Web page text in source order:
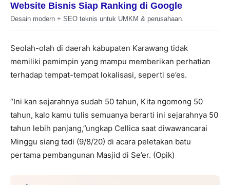
Website Bisnis Siap Ranking di Google
Desain modern + SEO teknis untuk UMKM & perusahaan.
Seolah-olah di daerah kabupaten Karawang tidak
memiliki pemimpin yang mampu memberikan perhatian
terhadap tempat-tempat lokalisasi, seperti se’es.
“Ini kan sejarahnya sudah 50 tahun, Kita ngomong 50
tahun, kalo kamu tulis semuanya berarti ini sejarahnya 50
tahun lebih panjang,”ungkap Cellica saat diwawancarai
Minggu siang tadi (9/8/20) di acara peletakan batu
pertama pembangunan Masjid di Se’er. (Opik)